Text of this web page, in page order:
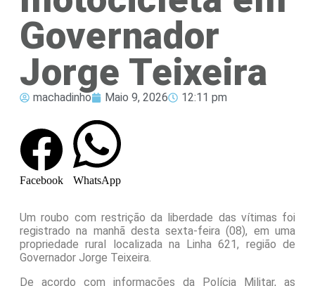
Governador
Jorge Teixeira
machadinho Maio 9, 2026 12:11 pm
Facebook WhatsApp
Um roubo com restrição da liberdade das vítimas foi
registrado na manhã desta sexta-feira (08), em uma
propriedade rural localizada na Linha 621, região de
Governador Jorge Teixeira.
De acordo com informações da Polícia Militar, as